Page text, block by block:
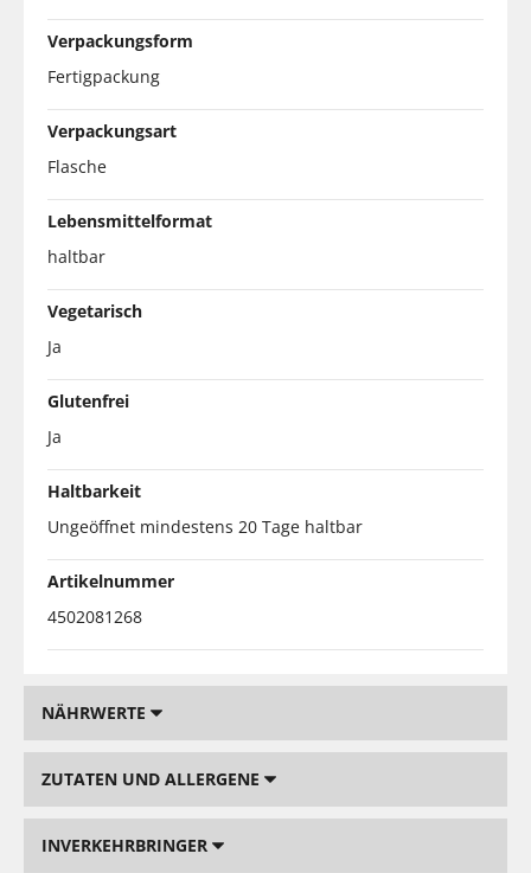
Verpackungsform
Fertigpackung
Verpackungsart
Flasche
Lebensmittelformat
haltbar
Vegetarisch
Ja
Glutenfrei
Ja
Haltbarkeit
Ungeöffnet mindestens 20 Tage haltbar
Artikelnummer
4502081268
NÄHRWERTE
ZUTATEN UND ALLERGENE
INVERKEHRBRINGER